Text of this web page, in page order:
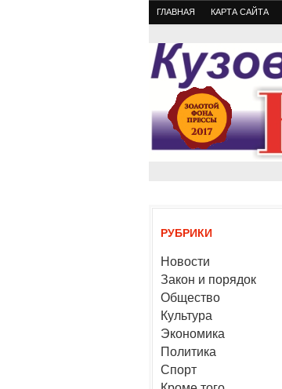
ГЛАВНАЯ КАРТА САЙТА
РУБРИКИ
Новости
Закон и порядок
Общество
Культура
Экономика
Политика
Спорт